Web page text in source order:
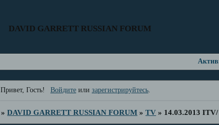
DAVID GARRETT RUSSIAN FORUM
Привет, Гость! Войдитеили зарегистрируйтесь.
»DAVID GARRETT RUSSIAN FORUM »TV » 14.03.2013